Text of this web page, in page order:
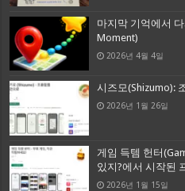
마지막 기억에서
Moment)
2026년 4월 4일
시즈모(Shizumo):
2026년 1월 26일
게임 득템 헌터
있지?에서 시작된
2026년 1월 15일